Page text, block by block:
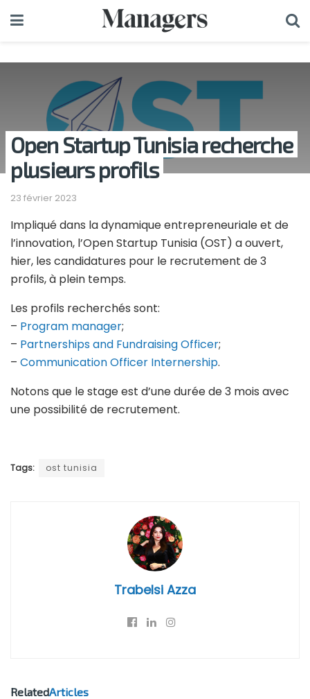
Open Startup Tunisia recherche
plusieurs profils
23 février 2023
Impliqué dans la dynamique entrepreneuriale et de
l’innovation, l’Open Startup Tunisia (OST) a ouvert,
hier, les candidatures pour le recrutement de 3
profils, à plein temps.
Les profils recherchés sont:
– Program manager;
– Partnerships and Fundraising Officer;
– Communication Officer Internership.
Notons que le stage est d’une durée de 3 mois avec
une possibilité de recrutement.
Tags: ost tunisia
Trabelsi Azza
RelatedArticles